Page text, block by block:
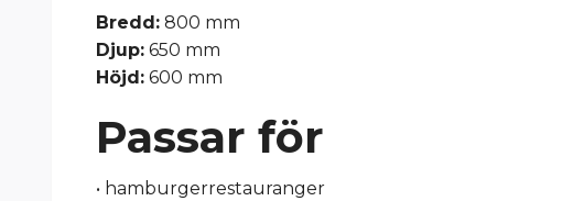
Bredd: 800 mm
Djup: 650 mm
Höjd: 600 mm
Passar för
• hamburgerrestauranger